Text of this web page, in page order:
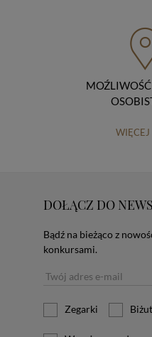
WIĘCEJ
DOŁĄCZ DO
Bądź na bieżąco z
konkursami.
Zegarki